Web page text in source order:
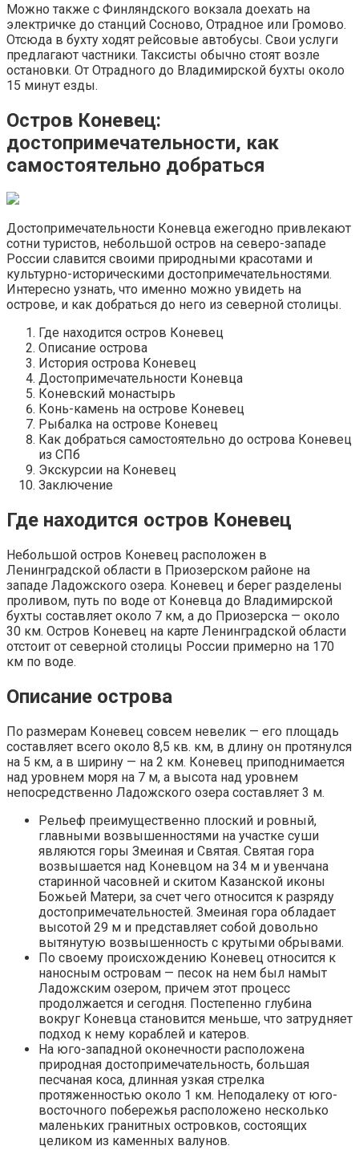
Можно также с Финляндского вокзала доехать на
электричке до станций Сосново, Отрадное или Громово.
Отсюда в бухту ходят рейсовые автобусы. Свои услуги
предлагают частники. Таксисты обычно стоят возле
остановки. От Отрадного до Владимирской бухты около
15 минут езды.
Остров Коневец:
достопримечательности, как
самостоятельно добраться
Достопримечательности Коневца ежегодно привлекают
сотни туристов, небольшой остров на северо-западе
России славится своими природными красотами и
культурно-историческими достопримечательностями.
Интересно узнать, что именно можно увидеть на
острове, и как добраться до него из северной столицы.
Где находится остров Коневец
Описание острова
История острова Коневец
Достопримечательности Коневца
Коневский монастырь
Конь-камень на острове Коневец
Рыбалка на острове Коневец
Как добраться самостоятельно до острова Коневец
из СПб
Экскурсии на Коневец
Заключение
Где находится остров Коневец
Небольшой остров Коневец расположен в
Ленинградской области в Приозерском районе на
западе Ладожского озера. Коневец и берег разделены
проливом, путь по воде от Коневца до Владимирской
бухты составляет около 7 км, а до Приозерска — около
30 км. Остров Коневец на карте Ленинградской области
отстоит от северной столицы России примерно на 170
км по воде.
Описание острова
По размерам Коневец совсем невелик — его площадь
составляет всего около 8,5 кв. км, в длину он протянулся
на 5 км, а в ширину — на 2 км. Коневец приподнимается
над уровнем моря на 7 м, а высота над уровнем
непосредственно Ладожского озера составляет 3 м.
Рельеф преимущественно плоский и ровный,
главными возвышенностями на участке суши
являются горы Змеиная и Святая. Святая гора
возвышается над Коневцом на 34 м и увенчана
старинной часовней и скитом Казанской иконы
Божьей Матери, за счет чего относится к разряду
достопримечательностей. Змеиная гора обладает
высотой 29 м и представляет собой довольно
вытянутую возвышенность с крутыми обрывами.
По своему происхождению Коневец относится к
наносным островам — песок на нем был намыт
Ладожским озером, причем этот процесс
продолжается и сегодня. Постепенно глубина
вокруг Коневца становится меньше, что затрудняет
подход к нему кораблей и катеров.
На юго-западной оконечности расположена
природная достопримечательность, большая
песчаная коса, длинная узкая стрелка
протяженностью около 1 км. Неподалеку от юго-
восточного побережья расположено несколько
маленьких гранитных островков, состоящих
целиком из каменных валунов.